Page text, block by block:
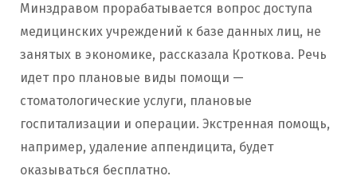
Минздравом прорабатывается вопрос доступа
медицинских учреждений к базе данных лиц, не
занятых в экономике, рассказала Кроткова. Речь
идет про плановые виды помощи —
стоматологические услуги, плановые
госпитализации и операции. Экстренная помощь,
например, удаление аппендицита, будет
оказываться бесплатно.